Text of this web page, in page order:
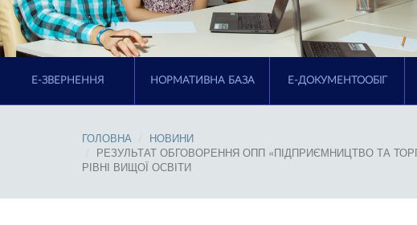
E-ЗВЕРНЕННЯ НОРМАТИВНА БАЗА Е-ДОКУМЕНТООБІГ
ГОЛОВНА
НОВИНИ
РЕЗУЛЬТАТ ОБГОВОРЕННЯ ОПП «ПІДПРИЄМНИЦТВО ТА
РІВНІ ВИЩОЇ ОСВІТИ